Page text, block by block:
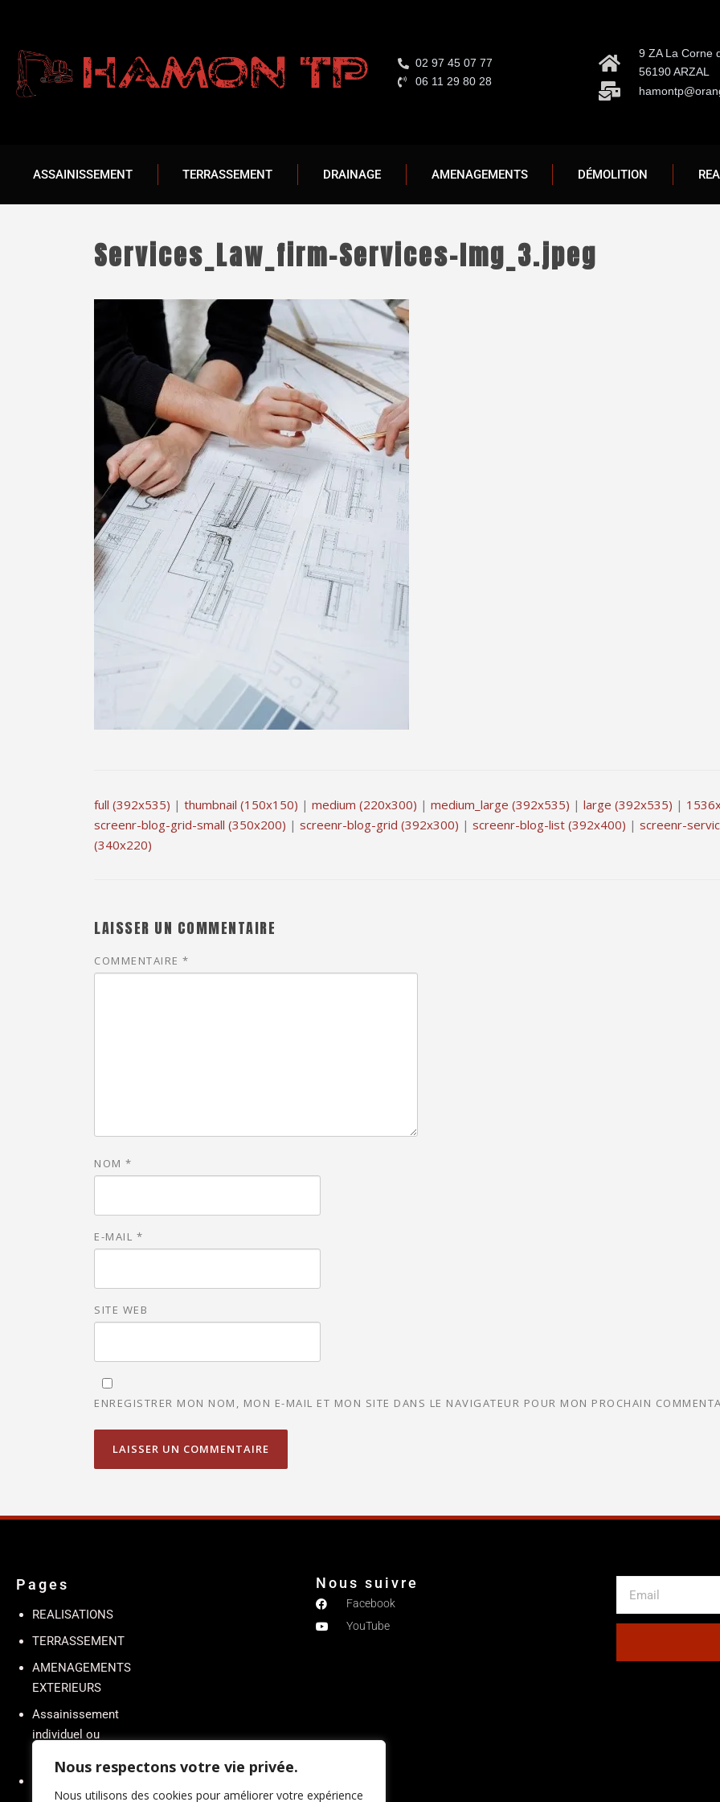
Nous respectons votre vie privée.
Nous utilisons des cookies pour améliorer votre expérience
02 97 45 07 77
06 11 29 80 28
9 ZA La Corne
56190 ARZAL
ASSAINISSEMENT TERRASSEMENT DRAINAGE AMENAGEMENTS DÉMOLITION
Services_Law_firm-Services-Img_3.jpeg
full (392x535) | thumbnail (150x150) | medium (220x300) | medium_large (392x535) | large (392x535) |
screenr-blog-grid-small (350x200) | screenr-blog-grid (392x300) | screenr-blog-list (392x400) | screenr-
(340x220)
LAISSER UN COMMENTAIRE
COMMENTAIRE *
NOM *
E-MAIL *
SITE WEB
ENREGISTRER MON NOM, MON E-MAIL ET MON SITE DANS LE NAVIGATEUR POUR MON PROCHAIN
Pages
REALISATIONS
TERRASSEMENT
AMENAGEMENTS
EXTERIEURS
Assainissement
individuel ou
Nous suivre
Facebook
YouTube